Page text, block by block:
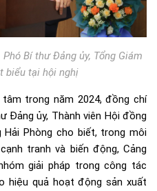
Bí thư Đảng ủy, Tổng Giám
biểu tại hội nghị
trong năm 2024, đồng chí
Đảng ủy, Thành viên Hội đồng
Hải Phòng cho biết, trong môi
tranh và biến động, Cảng
giải pháp trong công tác
hiệu quả hoạt động sản xuất